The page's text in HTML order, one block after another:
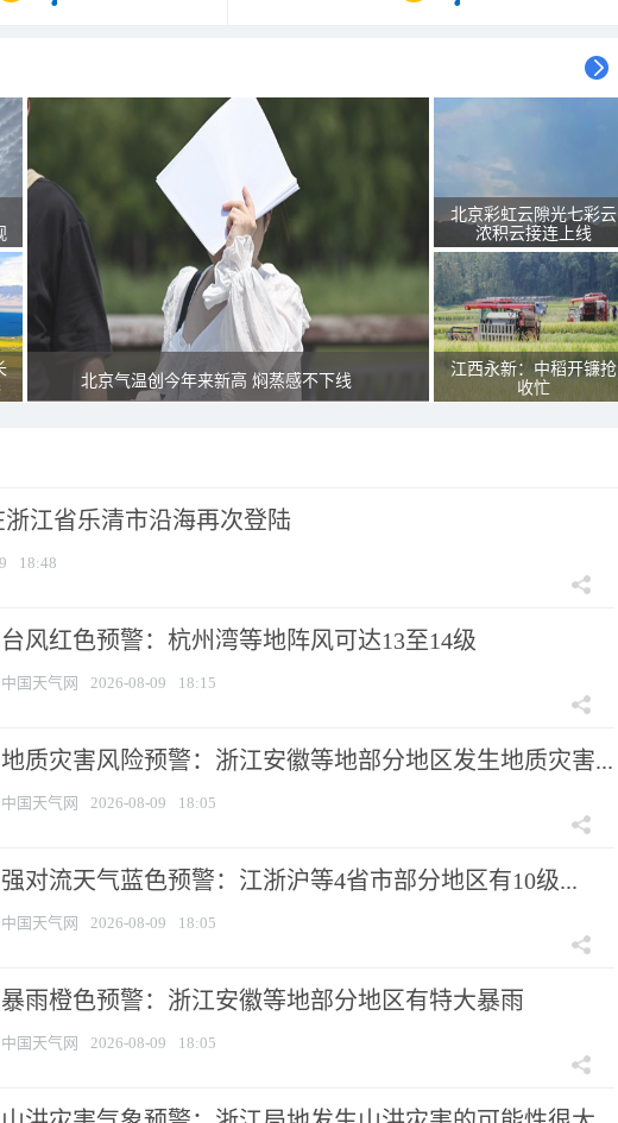
北京气温创今年来新高 焖蒸感不下线
北京彩虹云隙光七彩云
浓积云接连上线
江西永新：中稻开镰抢
收忙
浙江省乐清市沿海再次登陆
18:48
​台风红色预警：杭州湾等地阵风可达13至14级
中国天气网 2026-08-09 18:15
地质灾害风险预警：浙江安徽等地部分地区发生地质灾害...
中国天气网 2026-08-09 18:05
强对流天气蓝色预警：江浙沪等4省市部分地区有10级...
中国天气网 2026-08-09 18:05
暴雨橙色预警：浙江安徽等地部分地区有特大暴雨
中国天气网 2026-08-09 18:05